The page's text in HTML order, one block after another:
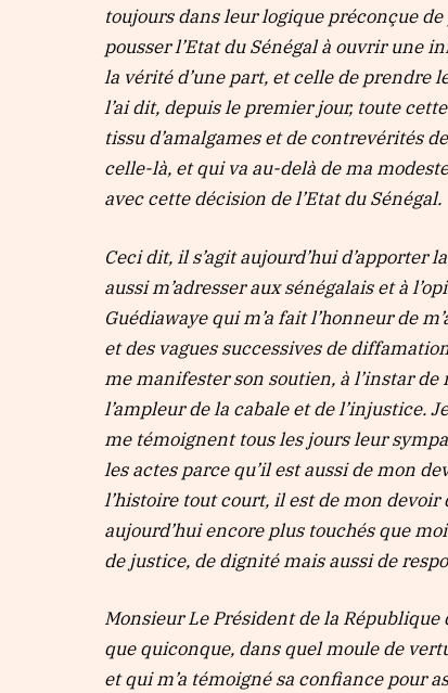
toujours dans leur logique préconçue
pousser l’Etat du Sénégal à ouvrir une
la vérité d’une part, et celle de prendre
l’ai dit, depuis le premier jour, toute
tissu d’amalgames et de contrevérités
celle-là, et qui va au-delà de ma
avec cette décision de l’Etat du Sénégal.
Ceci dit, il s’agit aujourd’hui d’apporter
aussi m’adresser aux sénégalais et à
Guédiawaye qui m’a fait l’honneur de
et des vagues successives de
me manifester son soutien, à l’instar de
l’ampleur de la cabale et de l’injustice.
me témoignent tous les jours leur
les actes parce qu’il est aussi de mon
l’histoire tout court, il est de mon
aujourd’hui encore plus touchés que
de justice, de dignité mais aussi de
Monsieur Le Président de la
que quiconque, dans quel moule de
et qui m’a témoigné sa confiance pour